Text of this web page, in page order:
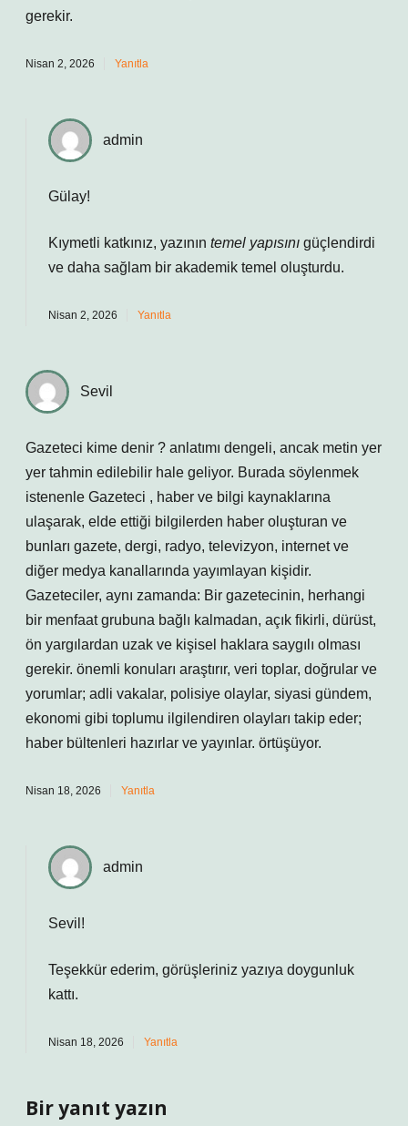
gerekir.
Nisan 2, 2026 Yanıtla
admin
Gülay!
Kıymetli katkınız, yazının temel yapısını güçlendirdi
ve daha sağlam bir akademik temel oluşturdu.
Nisan 2, 2026 Yanıtla
Sevil
Gazeteci kime denir ? anlatımı dengeli, ancak metin yer
yer tahmin edilebilir hale geliyor. Burada söylenmek
istenenle Gazeteci , haber ve bilgi kaynaklarına
ulaşarak, elde ettiği bilgilerden haber oluşturan ve
bunları gazete, dergi, radyo, televizyon, internet ve
diğer medya kanallarında yayımlayan kişidir.
Gazeteciler, aynı zamanda: Bir gazetecinin, herhangi
bir menfaat grubuna bağlı kalmadan, açık fikirli, dürüst,
ön yargılardan uzak ve kişisel haklara saygılı olması
gerekir. önemli konuları araştırır, veri toplar, doğrular ve
yorumlar; adli vakalar, polisiye olaylar, siyasi gündem,
ekonomi gibi toplumu ilgilendiren olayları takip eder;
haber bültenleri hazırlar ve yayınlar. örtüşüyor.
Nisan 18, 2026 Yanıtla
admin
Sevil!
Teşekkür ederim, görüşleriniz yazıya doygunluk
kattı.
Nisan 18, 2026 Yanıtla
Bir yanıt yazın